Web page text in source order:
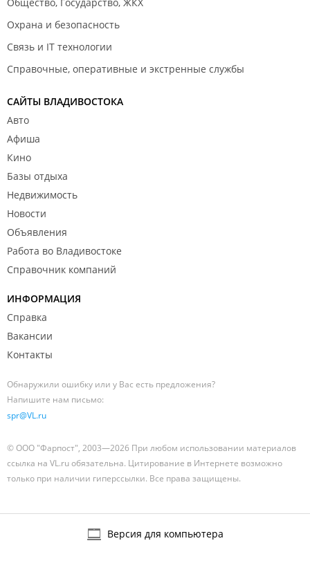
Охрана и безопасность
Связь и IT технологии
Справочные, оперативные и экстренные службы
САЙТЫ ВЛАДИВОСТОКА
Авто
Афиша
Кино
Базы отдыха
Недвижимость
Новости
Объявления
Работа во Владивостоке
Справочник компаний
ИНФОРМАЦИЯ
Справка
Вакансии
Контакты
Обнаружили ошибку или у Вас есть предложения?
Напишите нам письмо:
spr@VL.ru
© ООО "Фарпост", 2003—2026 При любом использовании материалов
ссылка на VL.ru обязательна. Цитирование в Интернете возможно
только при наличии гиперссылки. Все права защищены.
Версия для компьютера